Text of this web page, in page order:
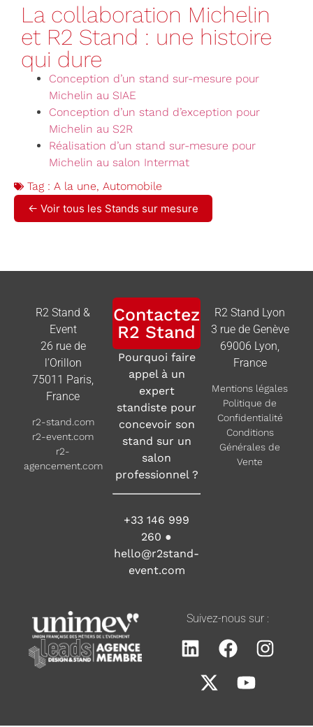
La collaboration Michelin
et R2 Stand : une histoire
qui dure
Conception d’un stand sur-mesure pour
Michelin au SIAE
Conception d’un stand d’exception pour
Michelin au S2R
Réalisation d’un stand sur-mesure pour
Michelin au salon Intermat
Tag : A la une, Automobile
← Voir tous les Stands sur mesure
R2 Stand &
Event
26 rue de
l’Orillon
75011 Paris,
France
r2-stand.com
r2-event.com
r2-
agencement.com
Contactez
R2 Stand
Pourquoi faire
appel à un
expert
standiste pour
concevoir son
stand sur un
salon
professionnel ?
+33 146 999
260 ●
hello@r2stand-
event.com
R2 Stand Lyon
3 rue de Genève
69006 Lyon,
France
Mentions légales
Politique de
Confidentialité
Conditions
Générales de
Vente
Suivez-nous sur :